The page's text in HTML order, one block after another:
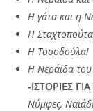
Η γάτα και η
Η
Η Τοσοδούλα!
Η Νεράιδα
-ΙΣΤΟΡΙΕΣ
Νύμφες,